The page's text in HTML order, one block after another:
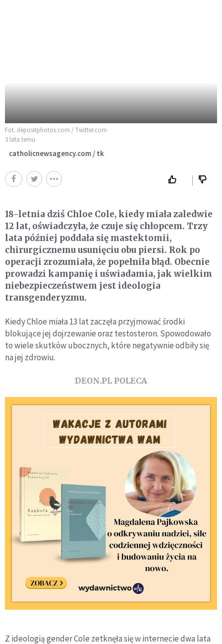
Fot. depositphotos.com / Twitter.com
3 lata temu
catholicnewsagency.com / tk
18-letnia dziś Chloe Cole, kiedy miała zaledwie
12 lat, oświadczyła, że czuje się chłopcem. Trzy
lata później poddała się mastektomii,
chirurgicznemu usunięciu obu piersi. Rok po
operacji zrozumiała, że popełniła błąd. Obecnie
prowadzi kampanię i uświadamia, jak wielkim
niebezpieczeństwem jest ideologia
transgenderyzmu.
Kiedy Chloe miała 13 lat zaczęła przyjmować środki
blokujące jej dojrzewanie oraz testosteron. Spowodowało
to wiele skutków ubocznych, które negatywnie odbiły się
na jej zdrowiu.
DEON.PL POLECA
Z ideologią gender Cole zetknęła się w internecie dwa lata